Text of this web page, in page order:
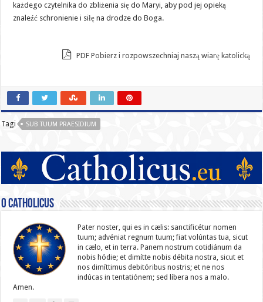
każdego czytelnika do zbliżenia się do Maryi, aby pod jej opieką
znaleźć schronienie i siłę na drodze do Boga.
PDF Pobierz i rozpowszechniaj naszą wiarę katolicką
Tagi SUB TUUM PRAESIDIUM
O catholicus
Pater noster, qui es in cælis: sanc­ti­ficétur nomen
tuum; advéniat regnum tuum; fiat volúntas tua, sicut
in cælo, et in terra. Panem nostrum cotidiánum da
nobis hódie; et dimítte nobis débita nostra, sicut et
nos dimíttimus debitóribus nostris; et ne nos
indúcas in ten­ta­tiónem; sed líbera nos a malo.
Amen.